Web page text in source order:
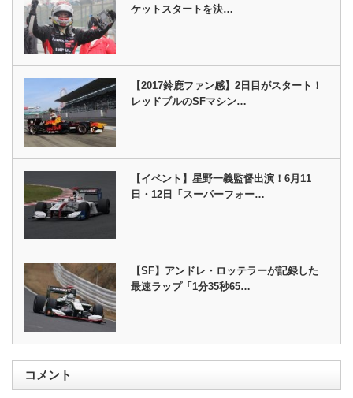
ケットスタートを決…
【2017鈴鹿ファン感】2日目がスタート！
レッドブルのSFマシン…
【イベント】星野一義監督出演！6月11
日・12日「スーパーフォー…
【SF】アンドレ・ロッテラーが記録した
最速ラップ「1分35秒65…
コメント